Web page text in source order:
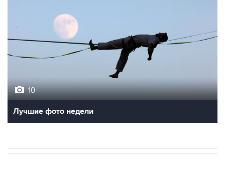
10
Лучшие фото недели